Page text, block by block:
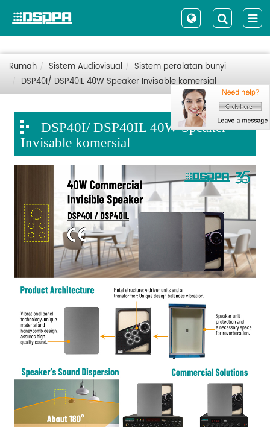
Rumah Sistem Audiovisual
Sistem peralatan bunyi
DSP40I/ DSP40IL 40W Speaker Invisable komersial
DSP40I/ DSP40IL 40W Speaker
Invisable komersial